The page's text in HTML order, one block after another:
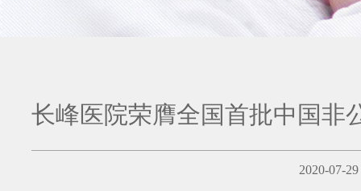
长峰医院荣膺全国首批中国非
2020-07-